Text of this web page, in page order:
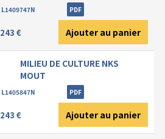
L1409747N PDF
243 € Ajouter au panier
MILIEU DE CULTURE NKS
MOUT
L1405847N PDF
243 € Ajouter au panier